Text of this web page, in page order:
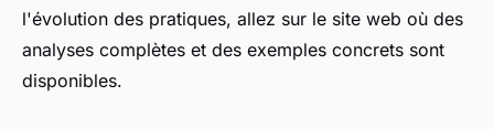
l'évolution des pratiques, allez sur le site web où des
analyses complètes et des exemples concrets sont
disponibles.